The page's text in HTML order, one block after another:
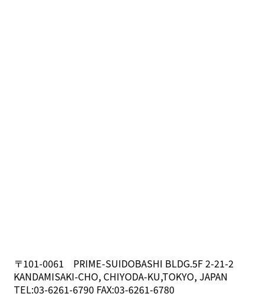
〒101-0061 PRIME-SUIDOBASHI BLDG.5F 2-21-2
KANDAMISAKI-CHO, CHIYODA-KU,TOKYO, JAPAN
TEL:03-6261-6790 FAX:03-6261-6780